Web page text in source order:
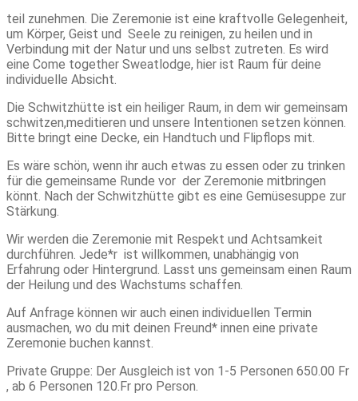
teil zunehmen. Die Zeremonie ist eine kraftvolle Gelegenheit,
um Körper, Geist und Seele zu reinigen, zu heilen und in
Verbindung mit der Natur und uns selbst zutreten. Es wird
eine Come together Sweatlodge, hier ist Raum für deine
individuelle Absicht.
Die Schwitzhütte ist ein heiliger Raum, in dem wir gemeinsam
schwitzen,meditieren und unsere Intentionen setzen können.
Bitte bringt eine Decke, ein Handtuch und Flipflops mit.
Es wäre schön, wenn ihr auch etwas zu essen oder zu trinken
für die gemeinsame Runde vor der Zeremonie mitbringen
könnt. Nach der Schwitzhütte gibt es eine Gemüsesuppe zur
Stärkung.
Wir werden die Zeremonie mit Respekt und Achtsamkeit
durchführen. Jede*r ist willkommen, unabhängig von
Erfahrung oder Hintergrund. Lasst uns gemeinsam einen Raum
der Heilung und des Wachstums schaffen.
Auf Anfrage können wir auch einen individuellen Termin
ausmachen, wo du mit deinen Freund* innen eine private
Zeremonie buchen kannst.
Private Gruppe: Der Ausgleich ist von 1-5 Personen 650.00 Fr
, ab 6 Personen 120.Fr pro Person.